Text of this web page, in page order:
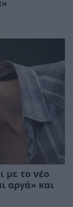
με το νέο
αργά» και